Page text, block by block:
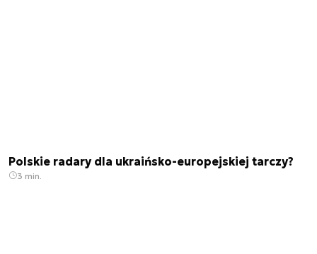
Polskie radary dla ukraińsko-europejskiej tarczy?
3 min.